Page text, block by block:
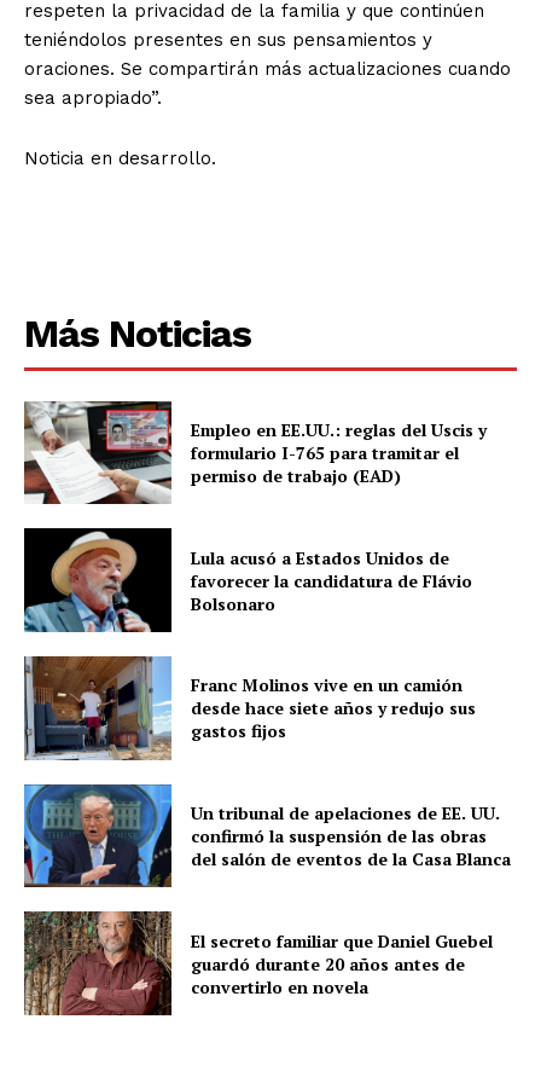
respeten la privacidad de la familia y que continúen
teniéndolos presentes en sus pensamientos y
oraciones. Se compartirán más actualizaciones cuando
sea apropiado”.
Noticia en desarrollo.
Más Noticias
Empleo en EE.UU.: reglas del Uscis y
formulario I-765 para tramitar el
permiso de trabajo (EAD)
Lula acusó a Estados Unidos de
favorecer la candidatura de Flávio
Bolsonaro
Franc Molinos vive en un camión
desde hace siete años y redujo sus
gastos fijos
Un tribunal de apelaciones de EE. UU.
confirmó la suspensión de las obras
del salón de eventos de la Casa Blanca
El secreto familiar que Daniel Guebel
guardó durante 20 años antes de
convertirlo en novela